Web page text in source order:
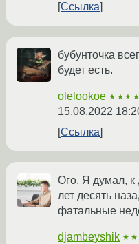
Ссылка
бубунточка
будет есть.
olelookoe ★★★★
15.08.2022
Ссылка
Ого. Я думал, к
лет десять
фатальные
djambeyshik